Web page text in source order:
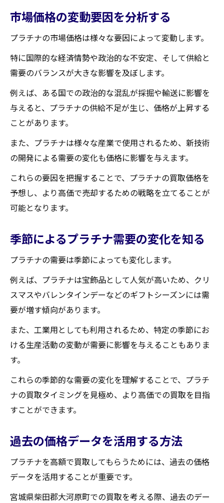
市場価格の変動要因を分析する
プラチナの市場価格は様々な要因によって変動します。
特に国際的な経済情勢や政治的な不安定、そして供給と
需要のバランスが大きな影響を及ぼします。
例えば、ある国での政治的な混乱が採掘や輸送に影響を
与えると、プラチナの供給不足が生じ、価格が上昇する
ことがあります。
また、プラチナは様々な産業で使用されるため、新技術
の開発による需要の変化も価格に影響を与えます。
これらの要因を把握することで、プラチナの買取価格を
予想し、より高価で売却するための戦略を立てることが
可能となります。
季節によるプラチナ需要の変化を知る
プラチナの需要は季節によっても変化します。
例えば、プラチナは宝飾品として人気が高いため、クリ
スマスやバレンタインデーなどのギフトシーズンには需
要が増す傾向があります。
また、工業用としても利用されるため、特定の季節にお
ける生産活動の変動が需要に影響を与えることもありま
す。
これらの季節的な需要の変化を理解することで、プラチ
ナの買取タイミングを見極め、より高価での買取を目指
すことができます。
過去の価格データを活用する方法
プラチナを高額で買取してもらうためには、過去の価格
データを活用することが重要です。
宮城県柴田郡大河原町での買取を考える際、過去のデー